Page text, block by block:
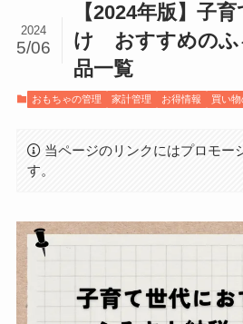
【2024年版】子
け おすすめのふ
品一覧
2024
5/06
おもちゃの管理 家計管理 お得情報 買い
当ページのリンクにはプロモー
す。